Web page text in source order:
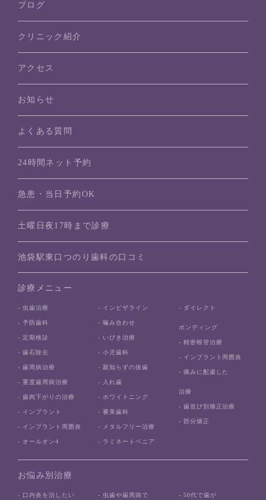
ブログ
クリニック紹介
アクセス
お知らせ
よくある質問
24時間ネット予約
急患・当日予約OK
土曜日夜17時まで診療
池袋駅東口つのり歯科の口コミ
診療メニュー
- 虫歯治療
- 予防歯科
- 定期検診
- 歯石除去
- 歯周病治療
- 重度歯周病治療
- 歯肉下がりの治療
- インプラント
- インプラント周囲炎
- オールオン4
- インビザライン
- 噛み合わせ
- いびき治療
- 小児歯科
- 親知らずの抜歯
- 入れ歯
- ホワイトニング
- 審美歯科
- メタルフリー治療
- ラミネートベニア
- ダイレクト
ボンディング
- 精密根管治療
- インプラント周囲炎
- 痛みに配慮した
治療
- 歯並び別矯正治療
- 部分矯正
お悩み別治療
- 口内炎を治したい - 虫歯や歯周病で - 50代で歯が